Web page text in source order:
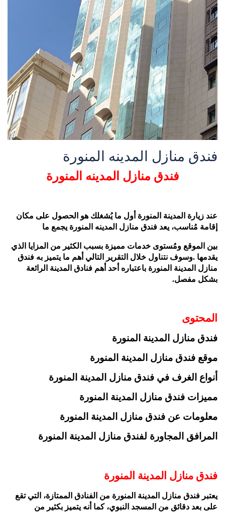
فندق منازل المدينه المنورة
فندق منازل المدينه المنورة
عند زيارة المدينة المنورة أول ما يُشغلك هو الحصول على مكان
إقامة مُناسب، يعد فندق منازل المدينه المنورة يجمع ما
بين الموقع ومُستوى خدمات مميزة بسبب الكثير من المزايا الذي
يقدمها .وسوف نتناول خلال التقرير التالي أهم ما يتميز به فندق
منازل المدينة المنورة باعتباره أحد أهم فنادق المدينة الرائعة
بشكل مفصل.
المحتوى
فندق منازل المدينة المنورة
موقع فندق منازل المدينة المنورة
أنواع الغرف في فندق منازل المدينة المنورة
مميزات فندق منازل المدينة المنورة
معلومات عن فندق منازل المدينة المنورة
المرافق المجاورة لفندق منازل المدينة المنورة
فندق منازل المدينة المنورة
يعتبر فندق منازل المدينة المنورة من الفنادق الممتازة، التي تقع
على بعد دقائق من المسجد النبوي، كما أنه يتميز بكثير من